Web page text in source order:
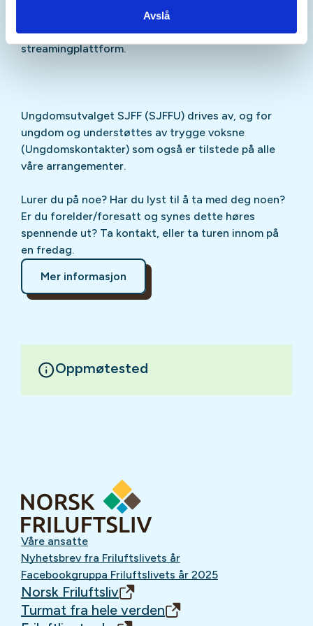
Avslå
påInstagram
TikTokog vår egenpodcastpå din favoritt-
streamingplattform.
Ungdomsutvalget SJFF (SJFFU) drives av, og for
ungdom og understøttes av trygge voksne
(Ungdomskontakter) som også er tilstede på alle
våre arrangementer.
Lurer du på noe? Har du lyst til å ta med deg noen?
Er du forelder/foresatt og synes dette høres
spennende ut? Ta kontakt, eller ta turen innom på
en fredag.
Mer informasjon
Oppmøtested
Våre ansatte
Nyhetsbrev fra Friluftslivets år
Facebookgruppa Friluftslivets år 2025
Norsk Friluftsliv
Turmat fra hele verden